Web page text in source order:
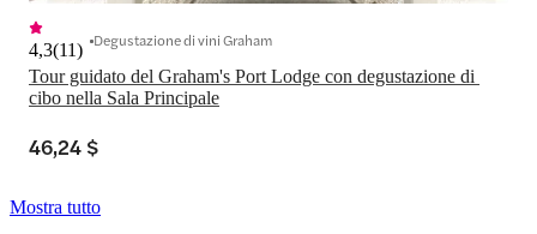
Tour guidato del Graham's Port Lodge con degustazione di
cibo nella Sala Principale
4,3(11) Degustazione di vini Graham
46,24 $
Mostra tutto